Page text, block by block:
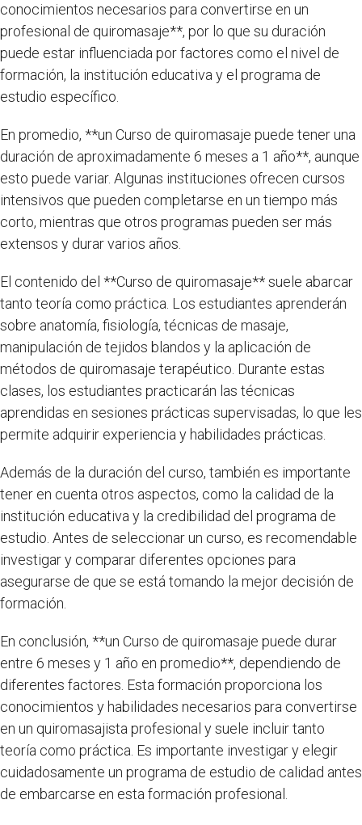
conocimientos necesarios para convertirse en un
profesional de quiromasaje**, por lo que su duración
puede estar influenciada por factores como el nivel de
formación, la institución educativa y el programa de
estudio específico.
En promedio, **un Curso de quiromasaje puede tener una
duración de aproximadamente 6 meses a 1 año**, aunque
esto puede variar. Algunas instituciones ofrecen cursos
intensivos que pueden completarse en un tiempo más
corto, mientras que otros programas pueden ser más
extensos y durar varios años.
El contenido del **Curso de quiromasaje** suele abarcar
tanto teoría como práctica. Los estudiantes aprenderán
sobre anatomía, fisiología, técnicas de masaje,
manipulación de tejidos blandos y la aplicación de
métodos de quiromasaje terapéutico. Durante estas
clases, los estudiantes practicarán las técnicas
aprendidas en sesiones prácticas supervisadas, lo que les
permite adquirir experiencia y habilidades prácticas.
Además de la duración del curso, también es importante
tener en cuenta otros aspectos, como la calidad de la
institución educativa y la credibilidad del programa de
estudio. Antes de seleccionar un curso, es recomendable
investigar y comparar diferentes opciones para
asegurarse de que se está tomando la mejor decisión de
formación.
En conclusión, **un Curso de quiromasaje puede durar
entre 6 meses y 1 año en promedio**, dependiendo de
diferentes factores. Esta formación proporciona los
conocimientos y habilidades necesarios para convertirse
en un quiromasajista profesional y suele incluir tanto
teoría como práctica. Es importante investigar y elegir
cuidadosamente un programa de estudio de calidad antes
de embarcarse en esta formación profesional.